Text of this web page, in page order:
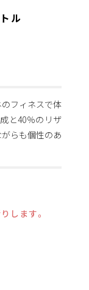
ル
フィネスで体
と40％のリザ
らも個性のあ
します。